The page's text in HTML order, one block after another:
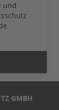
und
GMBH